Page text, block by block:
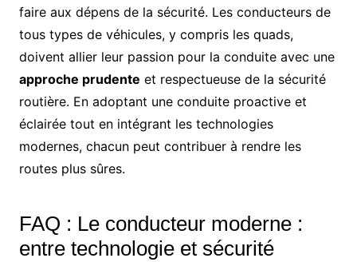
faire aux dépens de la sécurité. Les conducteurs de
tous types de véhicules, y compris les quads,
doivent allier leur passion pour la conduite avec une
approche prudente et respectueuse de la sécurité
routière. En adoptant une conduite proactive et
éclairée tout en intégrant les technologies
modernes, chacun peut contribuer à rendre les
routes plus sûres.
FAQ : Le conducteur moderne :
entre technologie et sécurité